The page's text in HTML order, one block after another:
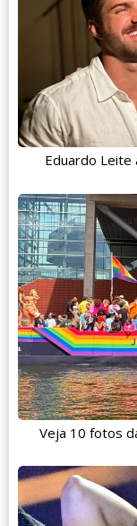
Eduardo Leite
Veja 10 fotos